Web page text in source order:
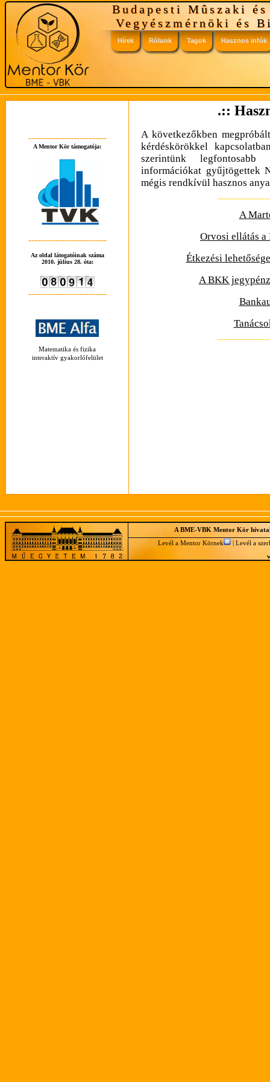
Budapesti Mûszaki
Vegyészmérnöki és
Hírek Rólunk Tagok
Mentorok voltak
Hasznos infók
Tutorrendszer
--------------------------
A Mentor Kör támogatója:
--------------------------
Az oldal látogatóinak száma
2010. július 28. óta:
--------------------------
Matematika és fizika
interaktív gyakorlófelület
.::
A következőkben
kérdéskörökkel
szerintünk legfontosabb
információkat gyűjtögettek
mégis rendkívül hasznos
A
Orvosi ellátás a
Étkezési
A BKK
A BME-VBK Mentor Kör
Levél a Mentor Körnek
Levél a